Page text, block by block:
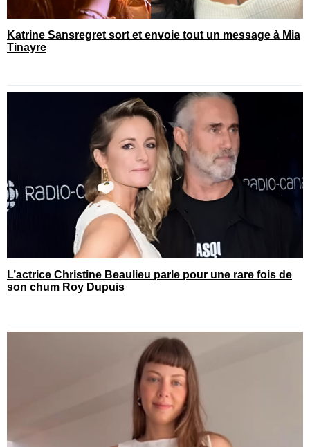
Katrine Sansregret sort et envoie tout un message à Mia
Tinayre
L’actrice Christine Beaulieu parle pour une rare fois de
son chum Roy Dupuis